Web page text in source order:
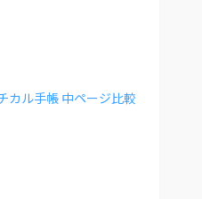
カル手帳 中ページ比較